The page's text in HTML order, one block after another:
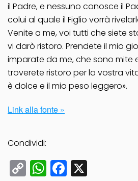
il Padre, e nessuno conosce il
colui al quale il Figlio vorrà
Venite a me, voi tutti che siete
vi darò ristoro. Prendete il mio
imparate da me, che sono mite
troverete ristoro per la vostra
è dolce e il mio peso leggero».
Link alla fonte »
Condividi:
CopyWhatsApp
Facebook